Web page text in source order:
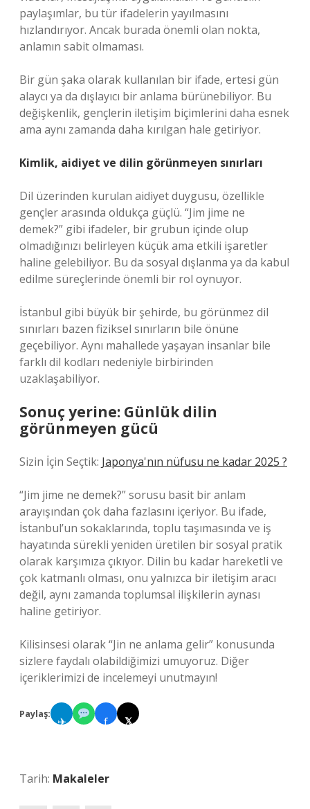
paylaşımlar, bu tür ifadelerin yayılmasını
hızlandırıyor. Ancak burada önemli olan nokta,
anlamın sabit olmaması.
Bir gün şaka olarak kullanılan bir ifade, ertesi gün
alaycı ya da dışlayıcı bir anlama bürünebiliyor. Bu
değişkenlik, gençlerin iletişim biçimlerini daha esnek
ama aynı zamanda daha kırılgan hale getiriyor.
Kimlik, aidiyet ve dilin görünmeyen sınırları
Dil üzerinden kurulan aidiyet duygusu, özellikle
gençler arasında oldukça güçlü. “Jim jime ne
demek?” gibi ifadeler, bir grubun içinde olup
olmadığınızı belirleyen küçük ama etkili işaretler
haline gelebiliyor. Bu da sosyal dışlanma ya da kabul
edilme süreçlerinde önemli bir rol oynuyor.
İstanbul gibi büyük bir şehirde, bu görünmez dil
sınırları bazen fiziksel sınırların bile önüne
geçebiliyor. Aynı mahallede yaşayan insanlar bile
farklı dil kodları nedeniyle birbirinden
uzaklaşabiliyor.
Sonuç yerine: Günlük dilin
görünmeyen gücü
Sizin İçin Seçtik: Japonya'nın nüfusu ne kadar 2025 ?
“Jim jime ne demek?” sorusu basit bir anlam
arayışından çok daha fazlasını içeriyor. Bu ifade,
İstanbul’un sokaklarında, toplu taşımasında ve iş
hayatında sürekli yeniden üretilen bir sosyal pratik
olarak karşımıza çıkıyor. Dilin bu kadar hareketli ve
çok katmanlı olması, onu yalnızca bir iletişim aracı
değil, aynı zamanda toplumsal ilişkilerin aynası
haline getiriyor.
Kilisinsesi olarak “Jin ne anlama gelir” konusunda
sizlere faydalı olabildiğimizi umuyoruz. Diğer
içeriklerimizi de incelemeyi unutmayın!
Paylaş:
✈ f 𝕏
Tarih: Makaleler